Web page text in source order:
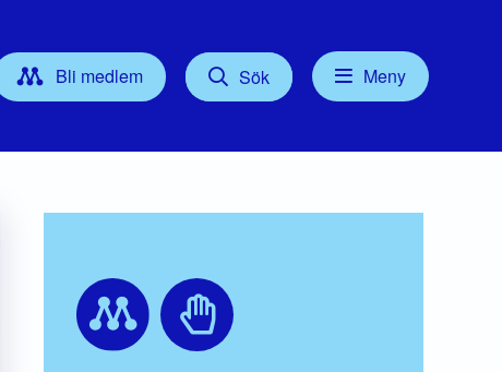
Bli medlem Sök Meny
Kontakt
För dig som Medlem